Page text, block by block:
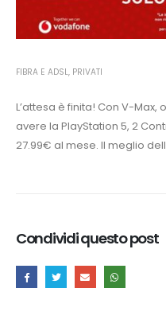
FIBRA E ADSL, PRIVATI
L’attesa è finita! Con V-
avere la PlayStation 5, 2
27.99€ al mese. Il meglio
Condividi questo post